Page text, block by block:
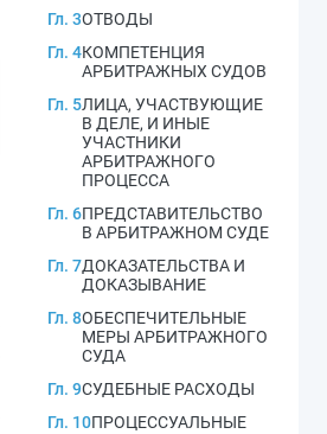
Гл. 3ОТВОДЫ
Гл. 4КОМПЕТЕНЦИЯ
АРБИТРАЖНЫХ СУДОВ
Гл. 5ЛИЦА, УЧАСТВУЮЩИЕ
В ДЕЛЕ, И ИНЫЕ
УЧАСТНИКИ
АРБИТРАЖНОГО
ПРОЦЕССА
Гл. 6ПРЕДСТАВИТЕЛЬСТВО
В АРБИТРАЖНОМ СУДЕ
Гл. 7ДОКАЗАТЕЛЬСТВА И
ДОКАЗЫВАНИЕ
Гл. 8ОБЕСПЕЧИТЕЛЬНЫЕ
МЕРЫ АРБИТРАЖНОГО
СУДА
Гл. 9СУДЕБНЫЕ РАСХОДЫ
Гл. 10ПРОЦЕССУАЛЬНЫЕ